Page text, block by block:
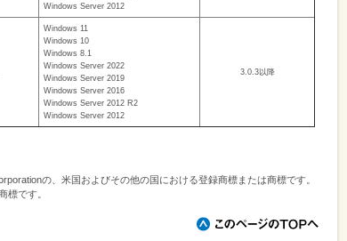
Windows Server 2012
Windows 11
Windows 10
Windows 8.1
Windows Server 2022
Windows Server 2019
Windows Server 2016
Windows Server 2012 R2
Windows Server 2012
3.0.3以降
の、米国およびその他の国における登録商標または商標です。
標です。